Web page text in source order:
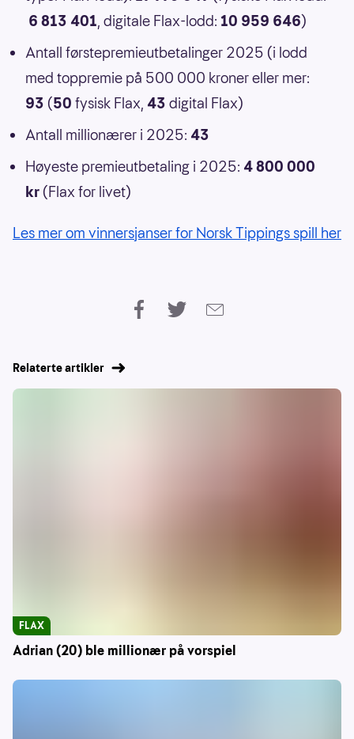
6 813 401, digitale Flax-lodd: 10 959 646)
Antall førstepremieutbetalinger 2025 (i lodd
med toppremie på 500 000 kroner eller mer:
93 (50 fysisk Flax, 43 digital Flax)
Antall millionærer i 2025: 43
Høyeste premieutbetaling i 2025: 4 800 000
kr (Flax for livet)
Les mer om vinnersjanser for Norsk Tippings spill her
Relaterte artikler
Adrian (20) ble millionær på vorspiel
FLAX